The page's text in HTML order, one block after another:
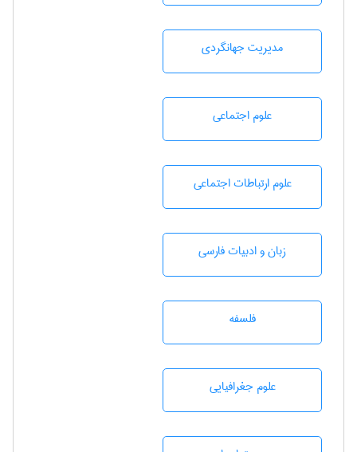
مديريت جهانگردی
علوم اجتماعی
علوم ارتباطات اجتماعی
زبان و ادبيات فارسی
فلسفه
علوم جغرافيايی